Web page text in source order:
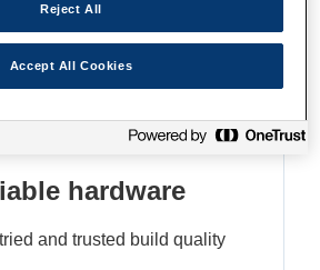
Функції
hardware
and trusted build quality
Reject All
Accept All Cookies